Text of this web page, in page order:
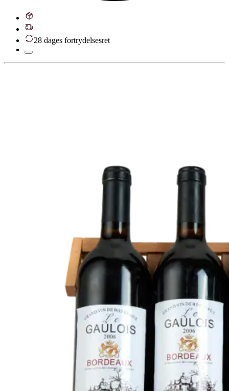
28 dages fortrydelsesret